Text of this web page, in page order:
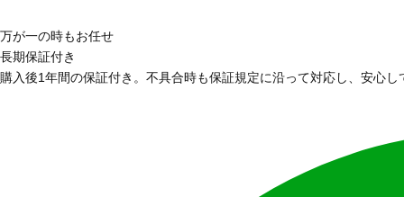
万が一の時もお任せ
長期保証付き
購入後1年間の保証付き。不具合時も保証規定に沿って対応し、安心